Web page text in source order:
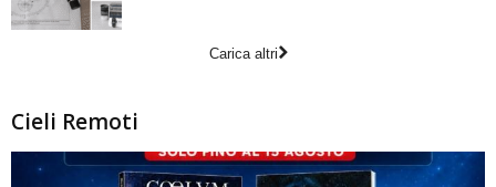
Carica altri
Cieli Remoti